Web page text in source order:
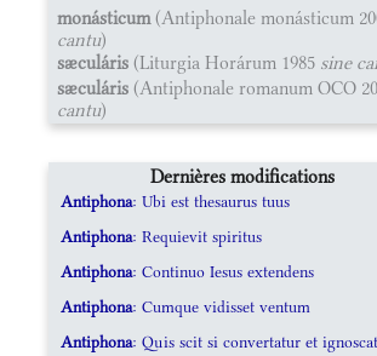
monásticum(Antiphonale monásticum
cantu)
sæculáris (Liturgia Horárum 1985 sine
sæculáris (Antiphonale romanum OCO
cantu)
Dernières modifications
Antiphona: Ubi est thesaurus tuus
Antiphona: Requievit spiritus
Antiphona: Continuo Iesus extendens
Antiphona: Cumque vidisset ventum
Antiphona: Quis scit si convertatur et ignoscat